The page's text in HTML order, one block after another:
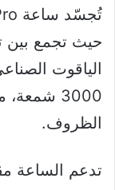
حيث تجمع بين
الياقوت
3000
الظروف.